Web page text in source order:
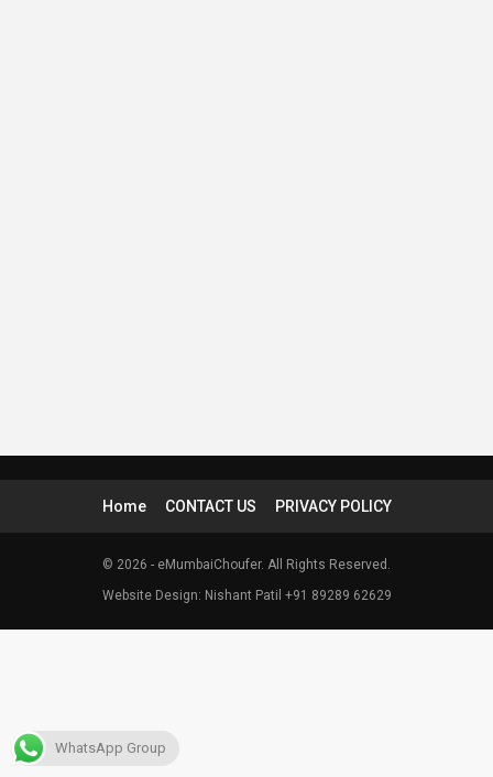
Home CONTACT US PRIVACY POLICY
© 2026 - eMumbaiChoufer. All Rights Reserved.
Website Design: Nishant Patil +91 89289 62629
WhatsApp Group